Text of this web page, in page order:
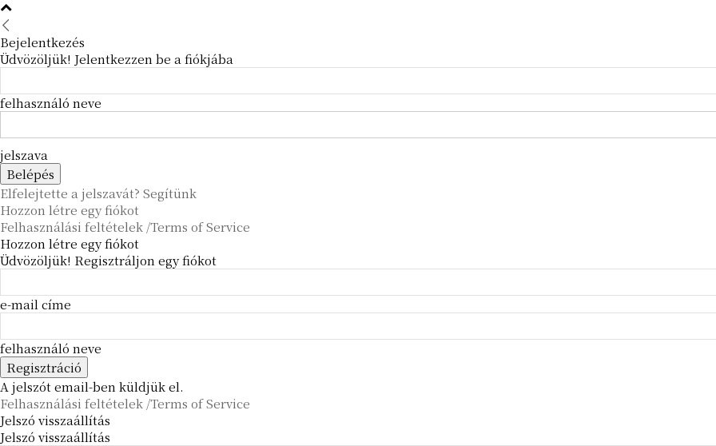
Bejelentkezés
Üdvözöljük! Jelentkezzen be a fiókjába
felhasználó neve
jelszava
Elfelejtette a jelszavát? Segítünk
Hozzon létre egy fiókot
Felhasználási feltételek /Terms of Service
Hozzon létre egy fiókot
Üdvözöljük! Regisztráljon egy fiókot
e-mail címe
felhasználó neve
A jelszót email-ben küldjük el.
Felhasználási feltételek /Terms of Service
Jelszó visszaállítás
Jelszó visszaállítás